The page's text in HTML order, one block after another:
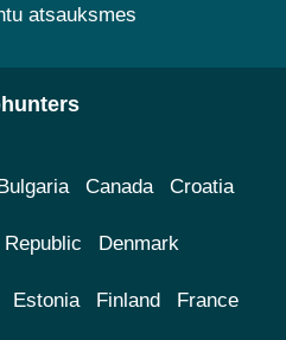
atsauksmes
Bulgaria Canada Croatia
Denmark
Estonia Finland France